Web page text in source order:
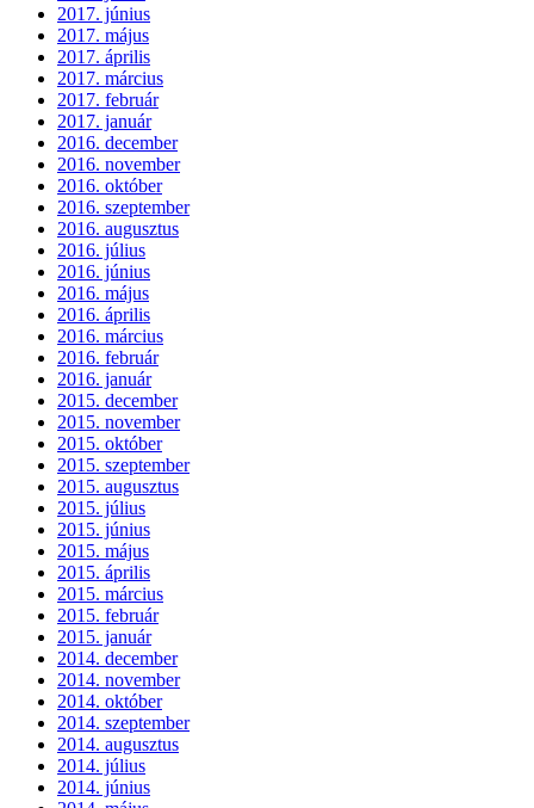
2017. június
2017. május
2017. április
2017. március
2017. február
2017. január
2016. december
2016. november
2016. október
2016. szeptember
2016. augusztus
2016. július
2016. június
2016. május
2016. április
2016. március
2016. február
2016. január
2015. december
2015. november
2015. október
2015. szeptember
2015. augusztus
2015. július
2015. június
2015. május
2015. április
2015. március
2015. február
2015. január
2014. december
2014. november
2014. október
2014. szeptember
2014. augusztus
2014. július
2014. június